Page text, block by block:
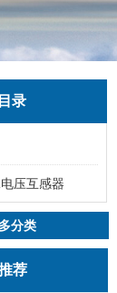
录
压互感器
分类
荐